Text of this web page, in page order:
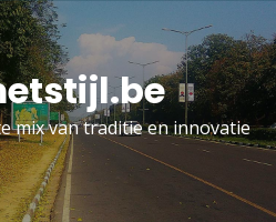
mix van traditie en innovatie